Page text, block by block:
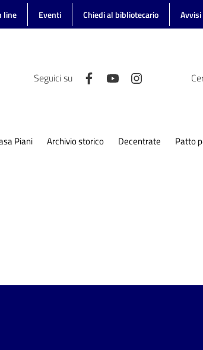
line Eventi Chiedi al bibliotecario Avvisi
Seguici su
Piani Archivio storico Decentrate Patto